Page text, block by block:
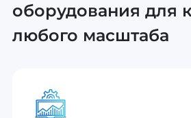
оборудования для
любого масштаба